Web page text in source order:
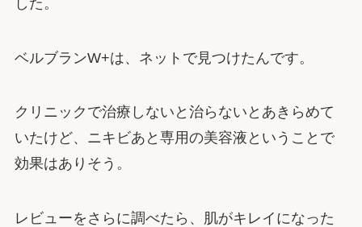
ベルブランW+は、ネットで見つけたんです。
クリニックで治療しないと治らないとあきらめて
いたけど、ニキビあと専用の美容液ということで
効果はありそう。
レビューをさらに調べたら、肌がキレイになった